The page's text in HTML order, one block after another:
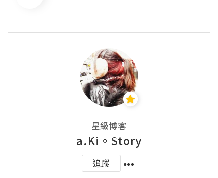
星級博客
a.Ki。Story
追蹤